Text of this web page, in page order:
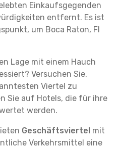
Einkaufsgegenden
entfernt. Es ist
um Boca Raton, Fl
Lage mit einem Hauch
Versuchen Sie,
Viertel zu
Sie auf Hotels, die für ihre
werden.
Geschäftsviertel mit
Verkehrsmittel eine